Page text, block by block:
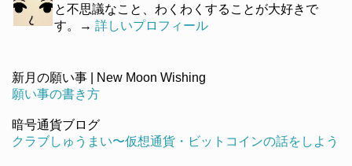
と不思議なこと、わくわくすることが大好きで
す。→ 詳しいプロフィール
新月の願い事 | New Moon Wishing
願い事の書き方
暗号通貨ブログ
クラブしゅうまい〜仮想通貨・ビットコインの話をしよう